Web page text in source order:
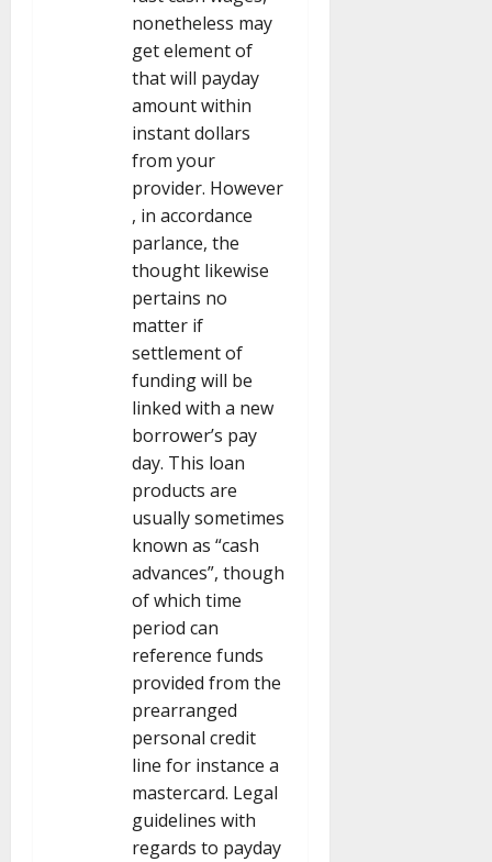
nonetheless may
get element of
that will payday
amount within
instant dollars
from your
provider. However
, in accordance
parlance, the
thought likewise
pertains no
matter if
settlement of
funding will be
linked with a new
borrower’s pay
day. This loan
products are
usually sometimes
known as “cash
advances”, though
of which time
period can
reference funds
provided from the
prearranged
personal credit
line for instance a
mastercard. Legal
guidelines with
regards to payday